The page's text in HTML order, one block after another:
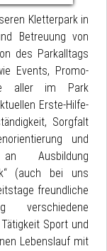
Kletterpark in
Betreuung von
des Parkalltags
Events, Promo-
aller im Park
Erste-Hilfe-
Sorgfalt
und
an Ausbildung
(auch bei uns
freundliche
verschiedene
Sport und
Lebenslauf mit